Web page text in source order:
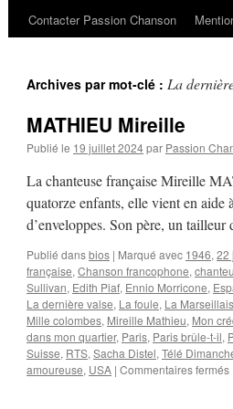
Contacter Passion Chanson
Archives par mot-clé : La
MATHIEU Mireille
Publié le 19 juillet 2024par Passion
La chanteuse française Mireille
quatorze enfants, elle vient en aide
d’enveloppes. Son père, un
Publié dansbios | Marqué avec 1946, 22
française, Chanson francophone,
Sullivan, Edith Piaf, Ennio Morricone,
La dernière valse, La foule, La
Mille colombes, Mireille Mathieu, Mon
dans mon quartier, Paris, Paris brûle-t-il,
Suisse, RTS, Sacha Distel, Télé
amoureuse, USA | Commentaires fermés